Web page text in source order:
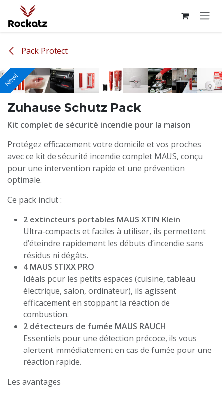
Skip to Content
Pack Protect
New!
New!
New!
New!
New!
New!
New!
New!
New!
New!
Zuhause Schutz Pack
Kit complet de sécurité incendie pour la maison
Protégez efficacement votre domicile et vos proches
avec ce kit de sécurité incendie complet MAUS, conçu
pour une intervention rapide et une prévention
optimale.
Ce pack inclut :
2 extincteurs portables MAUS XTIN Klein
Ultra-compacts et faciles à utiliser, ils permettent
d’éteindre rapidement les débuts d’incendie sans
résidus ni dégâts.
4 MAUS STIXX PRO
Idéals pour les petits espaces (cuisine, tableau
électrique, salon, ordinateur), ils agissent
efficacement en stoppant la réaction de
combustion.
2 détecteurs de fumée MAUS RAUCH
Essentiels pour une détection précoce, ils vous
alertent immédiatement en cas de fumée pour une
réaction rapide.
Les avantages